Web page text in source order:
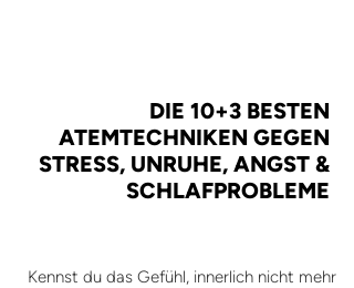
DIE 10+3 BESTEN
ATEMTECHNIKEN GEGEN
STRESS, UNRUHE, ANGST &
SCHLAFPROBLEME
Kennst du das Gefühl, innerlich nicht mehr